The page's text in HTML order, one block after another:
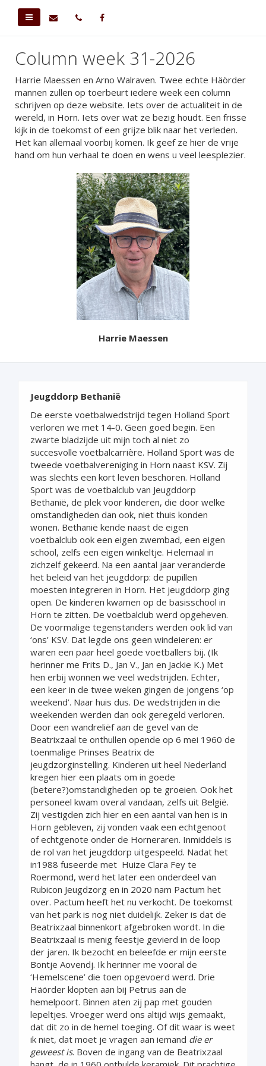
Column week 31-2026
Harrie Maessen en Arno Walraven. Twee echte Häörder
mannen zullen op toerbeurt iedere week een column
schrijven op deze website. Iets over de actualiteit in de
wereld, in Horn. Iets over wat ze bezig houdt. Een frisse
kijk in de toekomst of een grijze blik naar het verleden.
Het kan allemaal voorbij komen. Ik geef ze hier de vrije
hand om hun verhaal te doen en wens u veel leesplezier.
Harrie Maessen
Jeugddorp Bethanië
De eerste voetbalwedstrijd tegen Holland Sport
verloren we met 14-0. Geen goed begin. Een
zwarte bladzijde uit mijn toch al niet zo
succesvolle voetbalcarrière. Holland Sport was de
tweede voetbalvereniging in Horn naast KSV. Zij
was slechts een kort leven beschoren. Holland
Sport was de voetbalclub van Jeugddorp
Bethanië, de plek voor kinderen, die door welke
omstandigheden dan ook, niet thuis konden
wonen. Bethanië kende naast de eigen
voetbalclub ook een eigen zwembad, een eigen
school, zelfs een eigen winkeltje. Helemaal in
zichzelf gekeerd. Na een aantal jaar veranderde
het beleid van het jeugddorp: de pupillen
moesten integreren in Horn. Het jeugddorp ging
open. De kinderen kwamen op de basisschool in
Horn te zitten. De voetbalclub werd opgeheven.
De voormalige tegenstanders werden ook lid van
‘ons’ KSV. Dat legde ons geen windeieren: er
waren een paar heel goede voetballers bij. (Ik
herinner me Frits D., Jan V., Jan en Jackie K.) Met
hen erbij wonnen we veel wedstrijden. Echter,
een keer in de twee weken gingen de jongens ‘op
weekend’. Naar huis dus. De wedstrijden in die
weekenden werden dan ook geregeld verloren.
Door een wandreliëf aan de gevel van de
Beatrixzaal te onthullen opende op 6 mei 1960 de
toenmalige Prinses Beatrix de
jeugdzorginstelling. Kinderen uit heel Nederland
kregen hier een plaats om in goede
(betere?)omstandigheden op te groeien. Ook het
personeel kwam overal vandaan, zelfs uit België.
Zij vestigden zich hier en een aantal van hen is in
Horn gebleven, zij vonden vaak een echtgenoot
of echtgenote onder de Horneraren. Inmiddels is
de rol van het jeugddorp uitgespeeld. Nadat het
in1988 fuseerde met Huize Clara Fey te
Roermond, werd het later een onderdeel van
Rubicon Jeugdzorg en in 2020 nam Pactum het
over. Pactum heeft het nu verkocht. De toekomst
van het park is nog niet duidelijk. Zeker is dat de
Beatrixzaal binnenkort afgebroken wordt. In die
Beatrixzaal is menig feestje gevierd in de loop
der jaren. Ik bezocht en beleefde er mijn eerste
Bontje Aovendj. Ik herinner me vooral de
‘Hemelscene’ die toen opgevoerd werd. Drie
Häörder klopten aan bij Petrus aan de
hemelpoort. Binnen aten zij pap met gouden
lepeltjes. Vroeger werd ons altijd wijs gemaakt,
dat dit zo in de hemel toeging. Of dit waar is weet
ik niet, dat moet je vragen aan iemand die er
geweest is. Boven de ingang van de Beatrixzaal